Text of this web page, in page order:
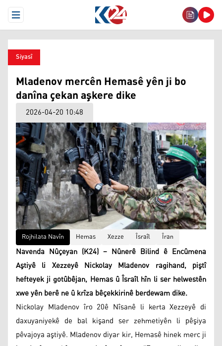
Open Menu
Siyasî
Mladenov mercên Hemasê yên ji bo
danîna çekan aşkere dike
2026-04-20 10:48
Rojhilata Navîn Hemas Xezze Îsraîl Îran
Navenda Nûçeyan (K24) – Nûnerê Bilind ê Encûmena
Aştiyê li Xezzeyê Nickolay Mladenov ragihand, piştî
hefteyek ji gotûbêjan, Hemas û Îsraîl hîn li ser helwestên
xwe yên berê ne û krîza bêçekkirinê berdewam dike.
Nickolay Mladenov îro 20ê Nîsanê li kerta Xezzeyê di
daxuyaniyekê de bal kişand ser zehmetiyên li pêşiya
pêvajoya aştiyê. Mladenov diyar kir, Hemasê hinek merc ji